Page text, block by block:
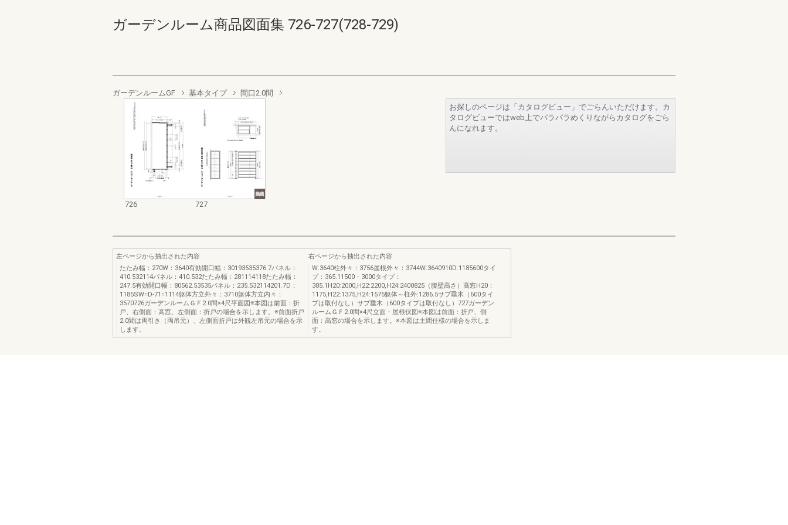
ガーデンルーム商品図面集 726-727(728-729)
ガーデンルームGF 基本タイプ 間口2.0間
726 727
お探しのページは「カタログビュー」でごらんいただけます。カ
タログビューではweb上でパラパラめくりながらカタログをごら
んになれます。
左ページから抽出された内容
たたみ幅：270W：3640有効開口幅：30193535376.7パネル：
410.532114パネル：410.532たたみ幅：281114118たたみ幅：
247.5有効開口幅：80562.53535パネル：235.532114201.7D：
1185SW=D-71=1114躯体方立外々：3710躯体方立内々：
3570726ガーデンルームＧＦ2.0間×4尺平面図※本図は前面：折
戸、右側面：高窓、左側面：折戸の場合を示します。※前面折戸
2.0間は両引き（両吊元）、左側面折戸は外観左吊元の場合を示
します。
右ページから抽出された内容
W:3640柱外々：3756屋根外々：3744W:3640910D:1185600タイ
プ：365.11500・3000タイプ：
385.1H20:2000,H22:2200,H24:2400825（腰壁高さ）高窓H20：
1175,H22:1375,H24:1575躯体～柱外:1286.5サブ垂木（600タイ
プは取付なし）サブ垂木（600タイプは取付なし）727ガーデン
ルームＧＦ2.0間×4尺立面・屋根伏図※本図は前面：折戸、側
面：高窓の場合を示します。※本図は土間仕様の場合を示しま
す。